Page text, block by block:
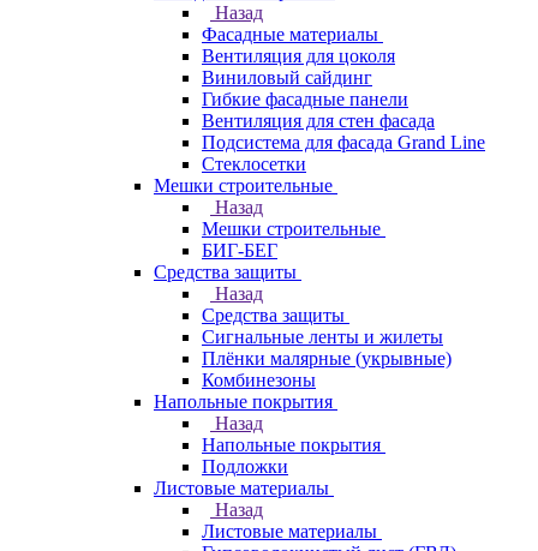
Назад
Фасадные материалы
Вентиляция для цоколя
Виниловый сайдинг
Гибкие фасадные панели
Вентиляция для стен фасада
Подсистема для фасада Grand Line
Стеклосетки
Мешки строительные
Назад
Мешки строительные
БИГ-БЕГ
Средства защиты
Назад
Средства защиты
Сигнальные ленты и жилеты
Плёнки малярные (укрывные)
Комбинезоны
Напольные покрытия
Назад
Напольные покрытия
Подложки
Листовые материалы
Назад
Листовые материалы